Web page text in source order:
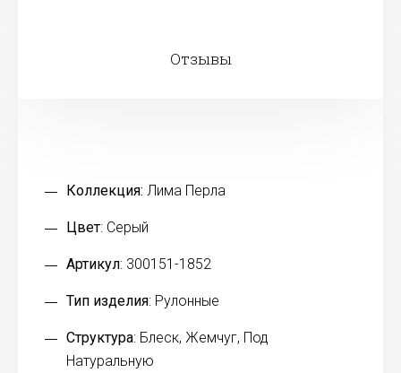
Отзывы
Коллекция: Лима Перла
Цвет: Серый
Артикул: 300151-1852
Тип изделия: Рулонные
Структура: Блеск, Жемчуг, Под
Натуральную